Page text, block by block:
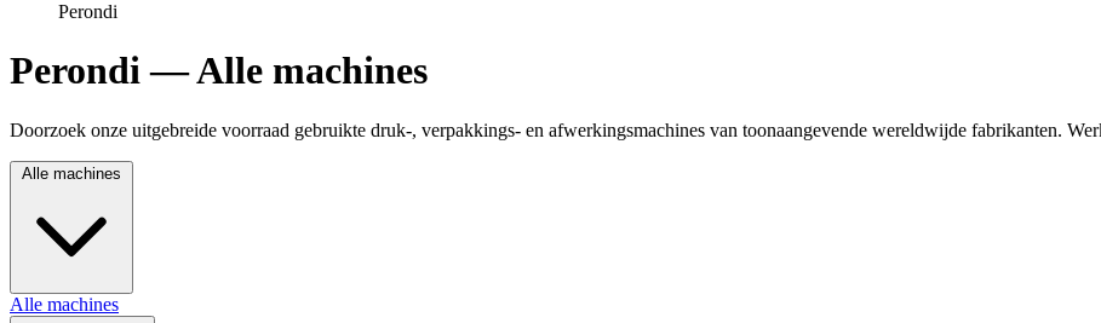
Perondi
Perondi — Alle machines
Doorzoek onze uitgebreide voorraad gebruikte druk-, verpakkings- en afwerkingsmachines van toonaangevende wereldwijde fabrikanten.
Alle machines
Alle machines